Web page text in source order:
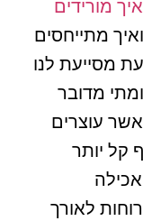
איך מורידים
מתייחסים
מסייעת לנו
מדובר
עוצרים
קל יותר
לאורך